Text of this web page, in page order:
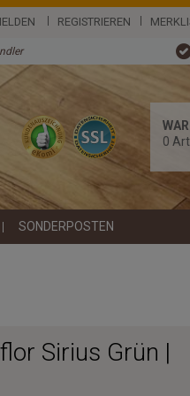
REGISTRIEREN
0
SONDERPOSTEN
Sirius Grün |